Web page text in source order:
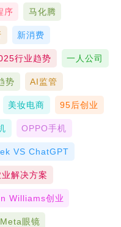
序 马化腾
新消费
行业趋势 一人公司
势 AI监管
美妆电商 95后创业
OPPO手机
VS ChatGPT
解决方案
Williams创业
眼镜